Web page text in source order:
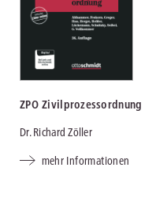
ZPO Zivilprozessordnung
Dr. Richard Zöller
mehr Informationen